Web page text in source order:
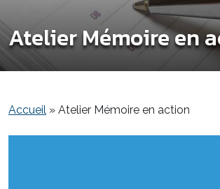
Atelier Mémoire en
Accueil » Atelier Mémoire en action